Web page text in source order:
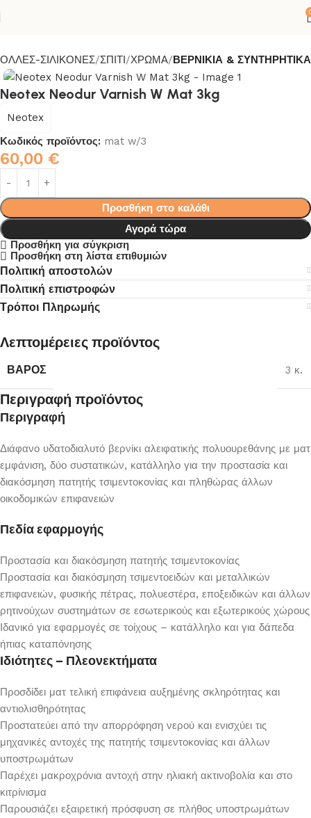
ΣΙΛΙΚΟΝΕΣ ΣΠΙΤΙ ΧΡΩΜΑ ΒΕΡΝΙΚΙΑ & ΣΥΝΤΗΡΗΤΙΚΑ
Neotex Neodur Varnish W Mat 3kg
Neotex
Κωδικός προϊόντος: mat w/3
60,00 €
Προσθήκη στο καλάθι
Αγορά τώρα
Προσθήκη για σύγκριση
Προσθήκη στη λίστα επιθυμιών
Πολιτική αποστολών
Πολιτική επιστροφών
Τρόποι Πληρωμής
Λεπτομέρειες προϊόντος
ΒΆΡΟΣ 3 κ.
Περιγραφή προϊόντος
Περιγραφή
Διάφανο υδατοδιαλυτό βερνίκι αλειφατικής πολυουρεθάνης με ματ
εμφάνιση, δύο συστατικών, κατάλληλο για την προστασία και
διακόσμηση πατητής τσιμεντοκονίας και πληθώρας άλλων
οικοδομικών επιφανειών
Πεδία εφαρμογής
Προστασία και διακόσμηση πατητής τσιμεντοκονίας
Προστασία και διακόσμηση τσιμεντοειδών και μεταλλικών
επιφανειών, φυσικής πέτρας, πολυεστέρα, εποξειδικών και άλλων
ρητινούχων συστημάτων σε εσωτερικούς και εξωτερικούς χώρους
Ιδανικό για εφαρμογές σε τοίχους – κατάλληλο και για δάπεδα
ήπιας καταπόνησης
Ιδιότητες – Πλεονεκτήματα
Προσδίδει ματ τελική επιφάνεια αυξημένης σκληρότητας και
αντιολισθηρότητας
Προστατεύει από την απορρόφηση νερού και ενισχύει τις
μηχανικές αντοχές της πατητής τσιμεντοκονίας και άλλων
υποστρωμάτων
Παρέχει μακροχρόνια αντοχή στην ηλιακή ακτινοβολία και στο
κιτρίνισμα
Παρουσιάζει εξαιρετική πρόσφυση σε πλήθος υποστρωμάτων